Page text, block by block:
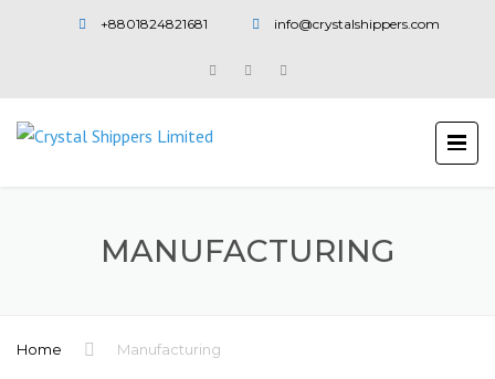
+8801824821681 info@crystalshippers.com
MANUFACTURING
Home Manufacturing